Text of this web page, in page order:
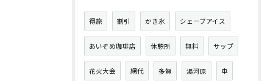
得旅 割引 かき氷 シェーブアイス
あいぞめ珈琲店 休憩所 無料 サップ
花火大会 網代 多賀 湯河原 車